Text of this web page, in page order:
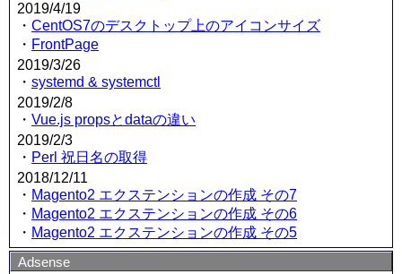
2019/4/19
・ CentOS7のデスクトップ上のアイコンサイズ
・ FrontPage
2019/3/26
・ systemd & systemctl
2019/2/8
・ Vue.js propsとdataの違い
2019/2/3
・ Perl 祝日名の取得
2018/12/11
・ Magento2 エクステンションの作成 その7
・ Magento2 エクステンションの作成 その6
・ Magento2 エクステンションの作成 その5
Adsense